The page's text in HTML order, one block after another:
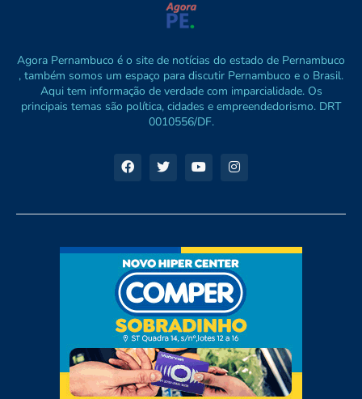
Agora Pernambuco é o site de notícias do estado de Pernambuco
, também somos um espaço para discutir Pernambuco e o Brasil.
Aqui tem informação de verdade com imparcialidade. Os
principais temas são política, cidades e empreendedorismo. DRT
0010556/DF.